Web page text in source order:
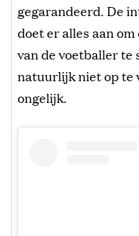
gegarandeerd. De
doet er alles aan
van de voetballer te
natuurlijk niet op te
ongelijk.